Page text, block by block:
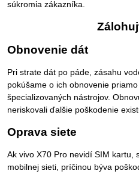
súkromia zákazníka.
Obnovenie dát
Pri strate dát po páde, zásahu
pokúšame o ich obnovenie
špecializovaných nástrojov.
neriskovali ďalšie poškodenie
Oprava siete
Ak vivo X70 Pro nevidí SIM kartu,
mobilnej sieti, príčinou býva